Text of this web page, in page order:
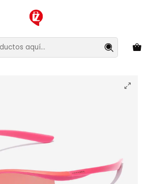
antes de que la oferta termine!
Accesorios Lentes de Sol
Hawkers Radiante HRAD24KKT0